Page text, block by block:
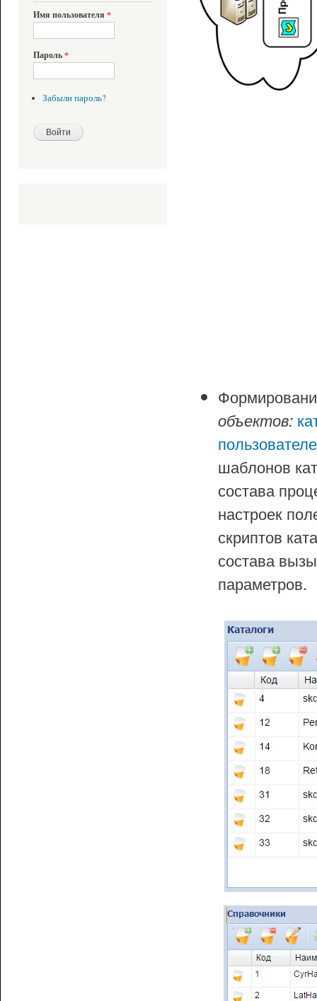
Имя пользователя *
Пароль*
Забыли пароль?
объектов:
шаблонов
состава
настроек
скриптов
состава
параметров.